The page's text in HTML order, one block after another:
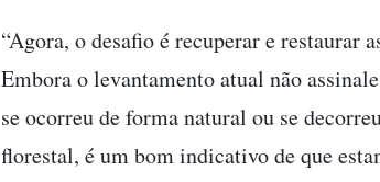
“Agora, o desafio é recuperar e restaurar
Embora o levantamento atual não
se ocorreu de forma natural ou se
florestal, é um bom indicativo de que